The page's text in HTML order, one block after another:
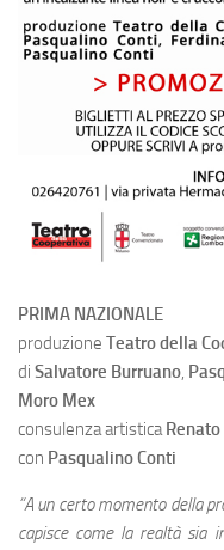
PRIMA NAZIONALE
produzione Teatro della
di Salvatore Burruano,
Moro Mex
consulenza artisticaRenato
con Pasqualino Conti
“A un certo momento della
capisce come la realtà sia